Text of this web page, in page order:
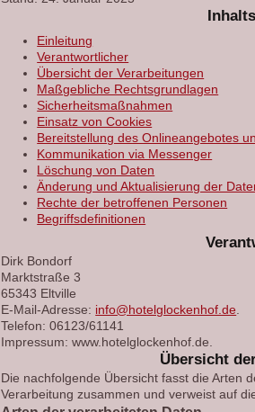
Einleitung
Verantwortlicher
Übersicht der Verarbeitungen
Maßgebliche Rechtsgrundlagen
Sicherheitsmaßnahmen
Einsatz von Cookies
Bereitstellung des Onlineangebotes
Kommunikation via Messenger
Löschung von Daten
Änderung und Aktualisierung der
Rechte der betroffenen Personen
Begriffsdefinitionen
Dirk Bondorf
Marktstraße 3
65343 Eltville
E-Mail-Adresse: info@hotelglockenhof.de
Telefon: 06123/61141
Impressum: www.hotelglockenhof.de.
Übersicht
Die nachfolgende Übersicht fasst die Arten
Verarbeitung zusammen und verweist auf